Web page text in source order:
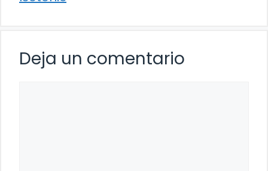
Deja un comentario